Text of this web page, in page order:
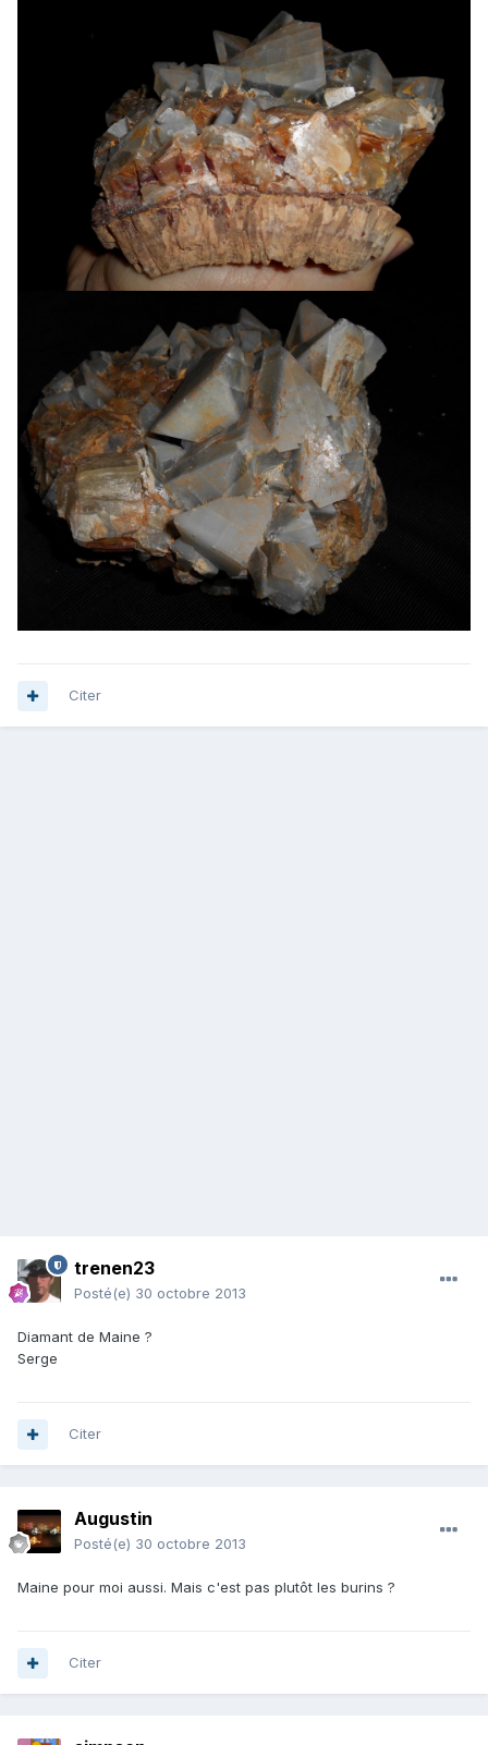
Citer
trenen23
Posté(e) 30 octobre 2013
Diamant de Maine ?
Serge
Citer
Augustin
Posté(e) 30 octobre 2013
Maine pour moi aussi. Mais c'est pas plutôt les burins ?
Citer